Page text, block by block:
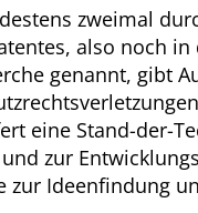
zweimal
also noch
genannt, gibt
eine Stand-der-
zur
zur Ideenfindung